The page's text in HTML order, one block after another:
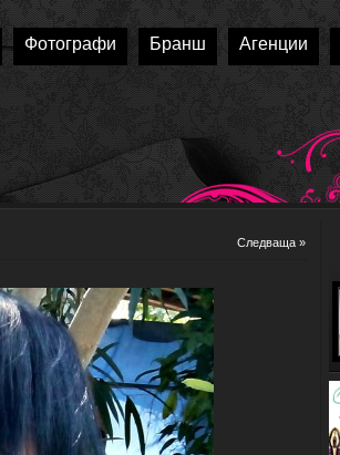
Фотографи Бранш Агенции
Следваща »